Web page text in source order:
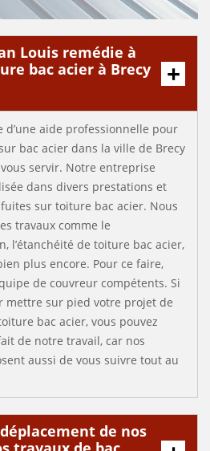
Louis remédie à
bac acier à Brecy
d’une aide professionnelle pour
bac acier dans la ville de Brecy
servir. Notre entreprise
dans divers prestations et
sur toiture bac acier. Nous
travaux comme le
l’étanchéité de toiture bac acier,
plus encore. Pour ce faire,
de couvreur compétents. Si
mettre sur pied votre projet de
bac acier, vous pouvez
de notre travail, car nos
aussi de vous suivre tout au
de nos